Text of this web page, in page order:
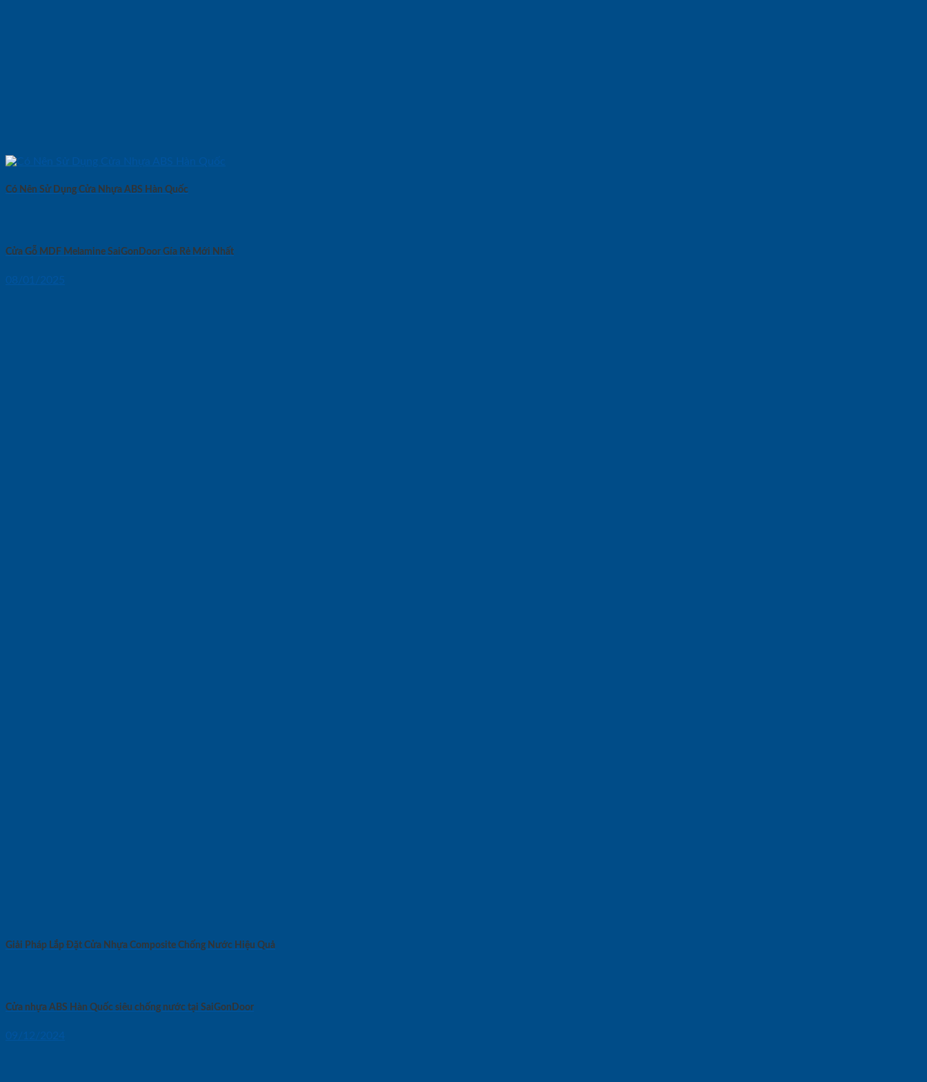
Có Nên Sử Dụng Cửa Nhựa ABS Hàn Quốc
Cửa Gỗ MDF Melamine SaiGonDoor Gía Rẻ Mới Nhất
08/01/2025
Giải Pháp Lắp Đặt Cửa Nhựa Composite Chống Nước Hiệu Quả
Cửa nhựa ABS Hàn Quốc siêu chống nước tại SaiGonDoor
09/12/2024